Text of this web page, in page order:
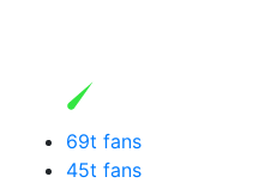
69t fans
45t fans